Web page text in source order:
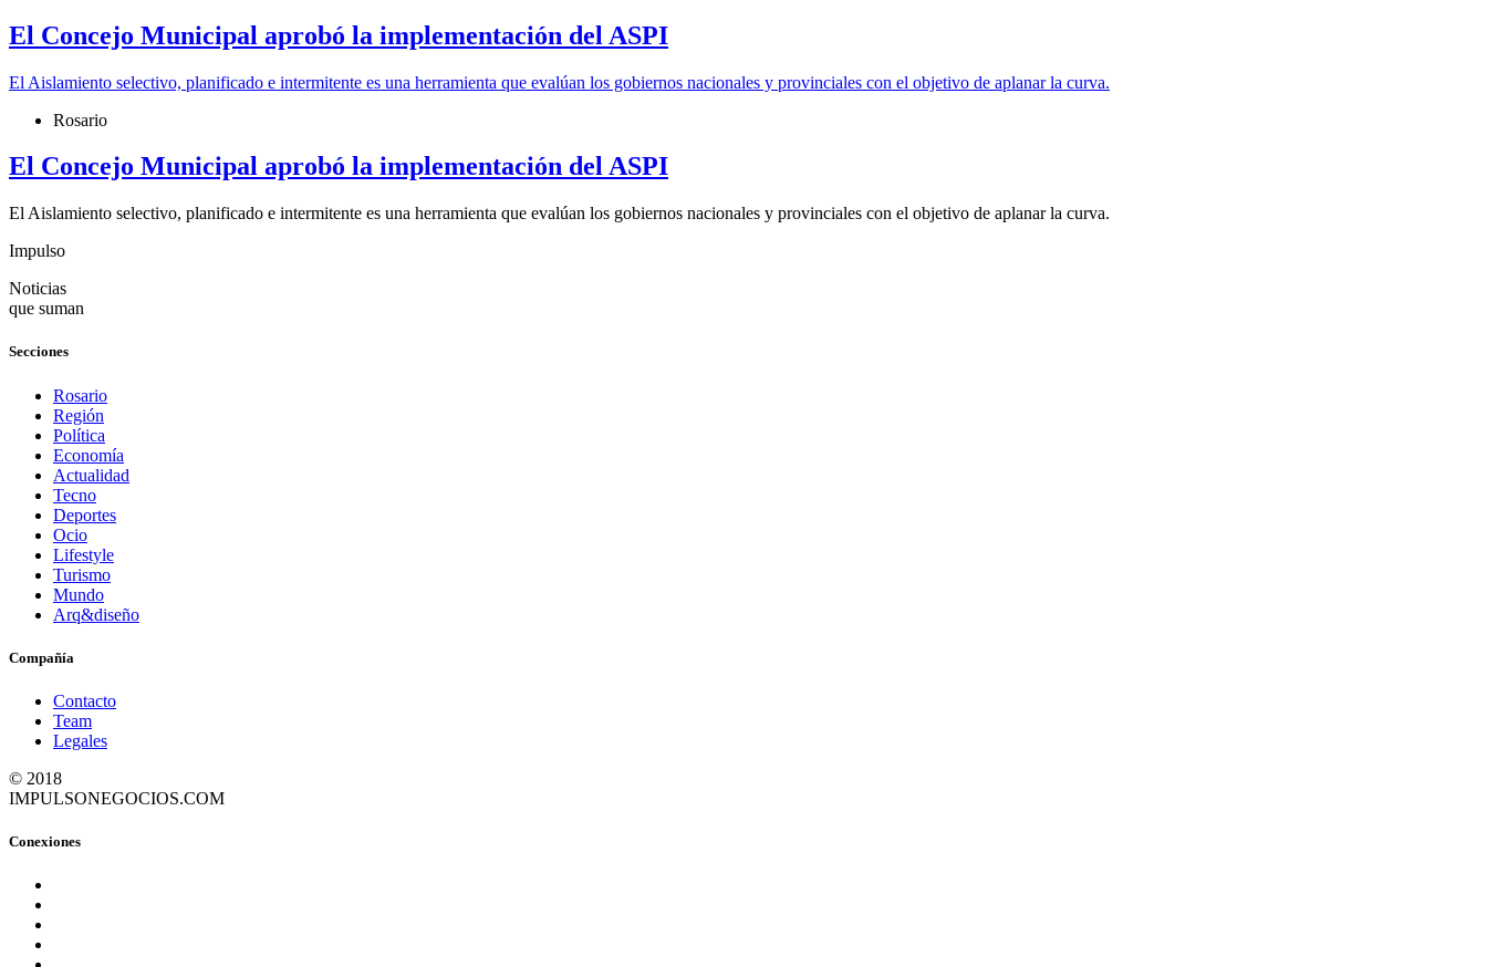
El Concejo Municipal aprobó la implementación del ASPI
El Aislamiento selectivo, planificado e intermitente es una herramienta que evalúan los gobiernos nacionales y provinciales con el objetivo de aplanar la curva.
Rosario
El Concejo Municipal aprobó la implementación del ASPI
El Aislamiento selectivo, planificado e intermitente es una herramienta que evalúan los gobiernos nacionales y provinciales con el objetivo de aplanar la curva.
Impulso
Noticias
que suman
Secciones
Rosario
Región
Política
Economía
Actualidad
Tecno
Deportes
Ocio
Lifestyle
Turismo
Mundo
Arq&diseño
Compañía
Contacto
Team
Legales
© 2018
IMPULSONEGOCIOS.COM
Conexiones